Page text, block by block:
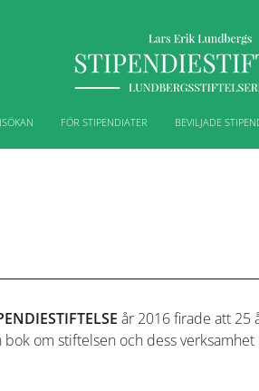
FÖR STIPENDIATER BEVILJADE
år 2016 firade att 25
om stiftelsen och dess